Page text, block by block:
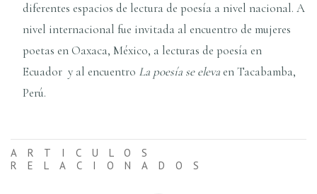
diferentes espacios de lectura de poesí­a a nivel nacional. A
nivel internacional fue invitada al encuentro de mujeres
poetas en Oaxaca, México, a lecturas de poesí­a en
Ecuador y al encuentro La poesí­a se elevaen Tacabamba,
Perú.
ARTICULOS
RELACIONADOS